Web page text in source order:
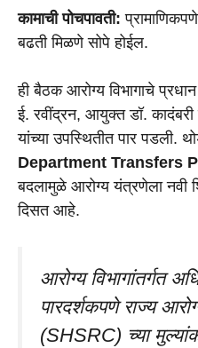
कामाची पोचपावती:
बढती मिळणे सोपे होईल.
ही बैठक आरोग्य विभागाचे
ई. रवींद्रन, आयुक्त डॉ.
यांच्या उपस्थितीत पार पडली.
Department Transfers
बदलामुळे आरोग्य यंत्रणेला नवी
दिसत आहे.
आरोग्य विभागांतर्गत
पारदर्शकपणे राज्य
(SHSRC) च्या